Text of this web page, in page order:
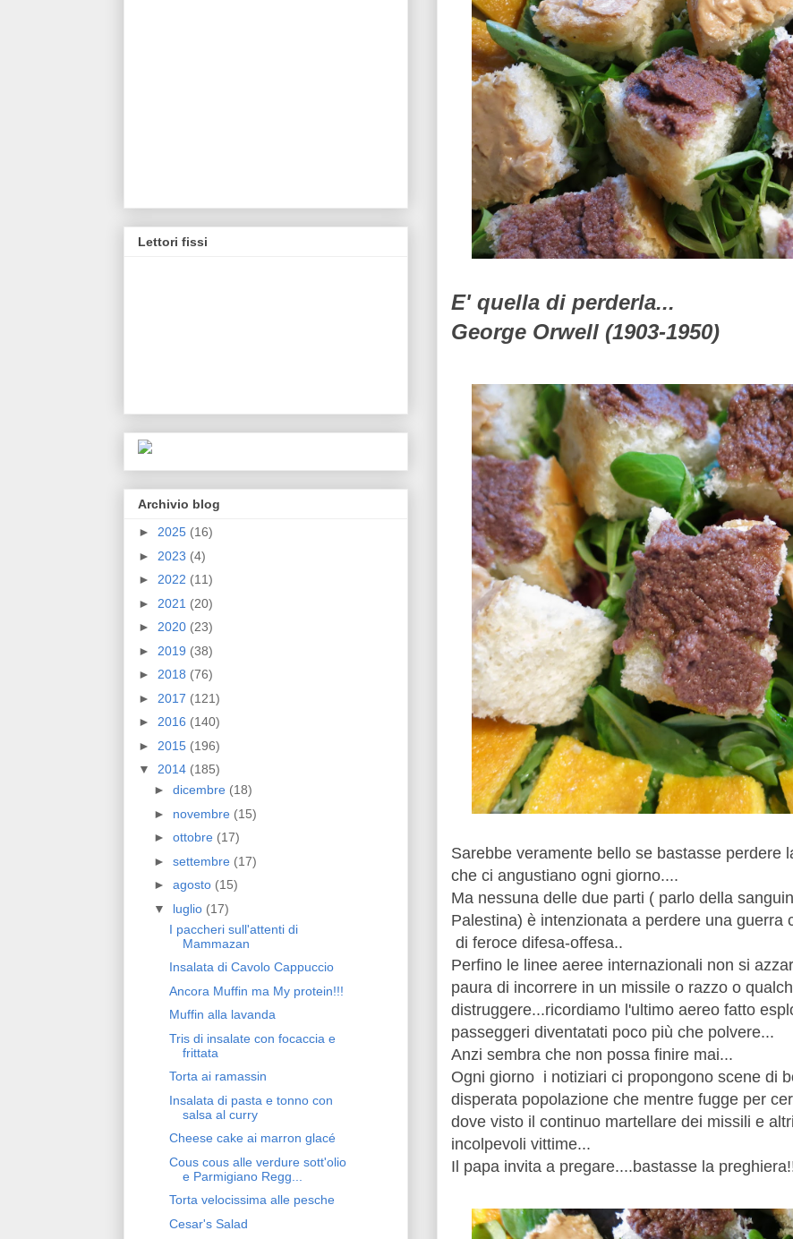
E' quella di perderla...
George Orwell (1903-1950)
Sarebbe veramente bello se bastasse perdere
che ci angustiano ogni giorno....
Ma nessuna delle due parti ( parlo della
Palestina) è intenzionata a perdere una guerra
di feroce difesa-offesa..
Perfino le linee aeree internazionali non si
paura di incorrere in un missile o razzo o
distruggere...ricordiamo l'ultimo aereo fatto
passeggeri diventatati poco più che polvere...
Anzi sembra che non possa finire mai...
Ogni giorno i notiziari ci propongono scene di
disperata popolazione che mentre fugge per
dove visto il continuo martellare dei missili e
incolpevoli vittime...
Il papa invita a pregare....bastasse la
Lettori fissi
Archivio blog
► 2025 (16)
► 2023 (4)
► 2022 (11)
► 2021 (20)
► 2020 (23)
► 2019 (38)
► 2018 (76)
► 2017 (121)
► 2016 (140)
► 2015 (196)
▼ 2014 (185)
► dicembre (18)
► novembre (15)
► ottobre (17)
► settembre (17)
► agosto (15)
▼ luglio (17)
I paccheri sull'attenti di
Mammazan
Insalata di Cavolo Cappuccio
Ancora Muffin ma My protein!!!
Muffin alla lavanda
Tris di insalate con focaccia e
frittata
Torta ai ramassin
Insalata di pasta e tonno con
salsa al curry
Cheese cake ai marron glacé
Cous cous alle verdure sott'olio
e Parmigiano Regg...
Torta velocissima alle pesche
Cesar's Salad